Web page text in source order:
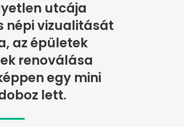
utcája
népi vizualitását
az épületek
renoválása
egy mini
lett.